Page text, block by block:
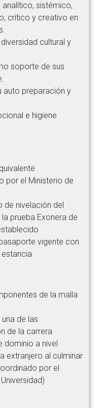
sistémico,
crítico y creativo en
cultural y
soporte de sus
auto preparación y
e higiene
por el Ministerio de
de nivelación del
prueba Exonera de
vigente con
estancia
de la malla
de las
de la carrera
dominio a nivel
extranjero al culminar
por el